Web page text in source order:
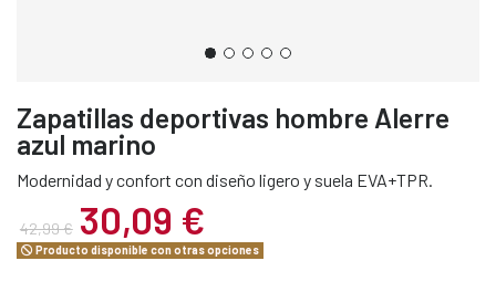
Zapatillas deportivas hombre Alerre
azul marino
Modernidad y confort con diseño ligero y suela EVA+TPR.
42,99 € 30,09 €
Producto disponible con otras opciones